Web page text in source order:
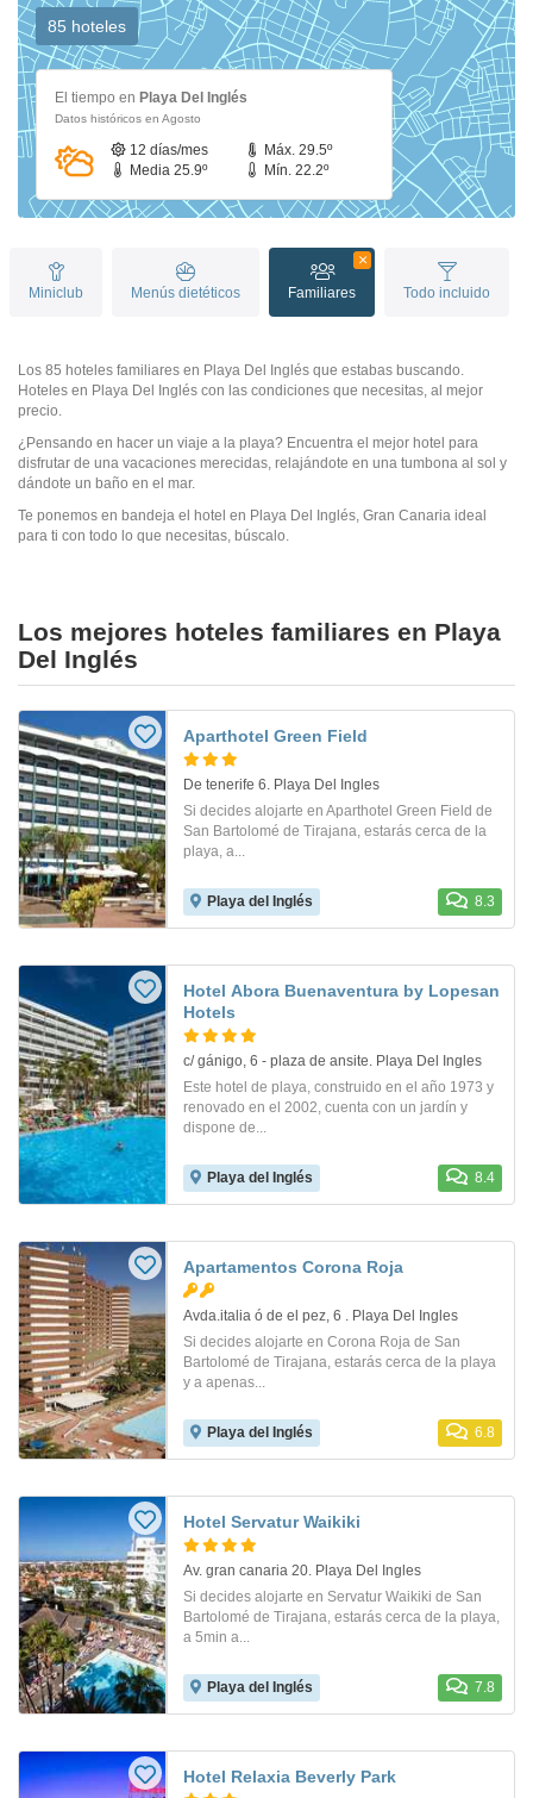
85 hoteles
El tiempo en Playa Del Inglés
Datos históricos en Agosto
12 días/mes
Máx. 29.5º
Media 25.9º
Mín. 22.2º
Miniclub Menús dietéticos Familiares Todo incluido
Los 85 hoteles familiares en Playa Del Inglés que estabas buscando.
Hoteles en Playa Del Inglés con las condiciones que necesitas, al mejor
precio.
¿Pensando en hacer un viaje a la playa? Encuentra el mejor hotel para
disfrutar de una vacaciones merecidas, relajándote en una tumbona al sol y
dándote un baño en el mar.
Te ponemos en bandeja el hotel en Playa Del Inglés, Gran Canaria ideal
para ti con todo lo que necesitas, búscalo.
Los mejores hoteles familiares en Playa
Del Inglés
Aparthotel Green Field
De tenerife 6. Playa Del Ingles
Si decides alojarte en Aparthotel Green Field de
San Bartolomé de Tirajana, estarás cerca de la
playa, a...
Playa del Inglés 8.3
Hotel Abora Buenaventura by Lopesan
Hotels
c/ gánigo, 6 - plaza de ansite. Playa Del Ingles
Este hotel de playa, construido en el año 1973 y
renovado en el 2002, cuenta con un jardín y
dispone de...
Playa del Inglés 8.4
Apartamentos Corona Roja
Avda.italia ó de el pez, 6 . Playa Del Ingles
Si decides alojarte en Corona Roja de San
Bartolomé de Tirajana, estarás cerca de la playa
y a apenas...
Playa del Inglés 6.8
Hotel Servatur Waikiki
Av. gran canaria 20. Playa Del Ingles
Si decides alojarte en Servatur Waikiki de San
Bartolomé de Tirajana, estarás cerca de la playa,
a 5min a...
Playa del Inglés 7.8
Hotel Relaxia Beverly Park